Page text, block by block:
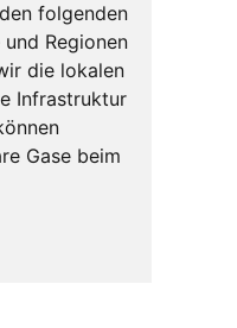
folgenden
Regionen
die lokalen
Infrastruktur
Gase beim